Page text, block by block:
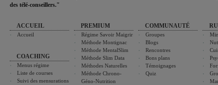
des télé-conseillers."
ACCUEIL
Accueil
COACHING
Menus régime
Liste de courses
Suivi des mensurations
PREMIUM
Régime Savoir Maigrir
Méthode Montignac
Méthode MentalSlim
Méthode Slim Data
Méthodes Naturelles
Méthode Chrono-
Géno-Nutrition
COMMUNAUTÉ
Groupes
Blogs
Rencontres
Bons plans
Témoignages
Quiz